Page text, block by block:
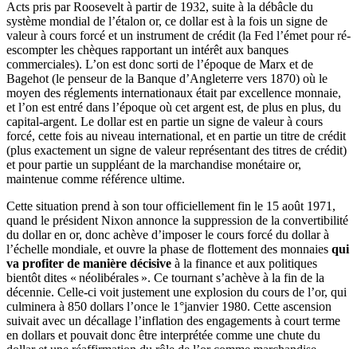
Acts pris par Roosevelt à partir de 1932, suite à la débâcle du
système mondial de l’étalon or, ce dollar est à la fois un signe de
valeur à cours forcé et un instrument de crédit (la Fed l’émet pour ré-
escompter les chèques rapportant un intérêt aux banques
commerciales). L’on est donc sorti de l’époque de Marx et de
Bagehot (le penseur de la Banque d’Angleterre vers 1870) où le
moyen des réglements internationaux était par excellence monnaie,
et l’on est entré dans l’époque où cet argent est, de plus en plus, du
capital-argent. Le dollar est en partie un signe de valeur à cours
forcé, cette fois au niveau international, et en partie un titre de crédit
(plus exactement un signe de valeur représentant des titres de crédit)
et pour partie un suppléant de la marchandise monétaire or,
maintenue comme référence ultime.
Cette situation prend à son tour officiellement fin le 15 août 1971,
quand le président Nixon annonce la suppression de la convertibilité
du dollar en or, donc achève d’imposer le cours forcé du dollar à
l’échelle mondiale, et ouvre la phase de flottement des monnaies qui
va profiter de manière décisive à la finance et aux politiques
bientôt dites « néolibérales ». Ce tournant s’achève à la fin de la
décennie. Celle-ci voit justement une explosion du cours de l’or, qui
culminera à 850 dollars l’once le 1°janvier 1980. Cette ascension
suivait avec un décallage l’inflation des engagements à court terme
en dollars et pouvait donc être interprétée comme une chute du